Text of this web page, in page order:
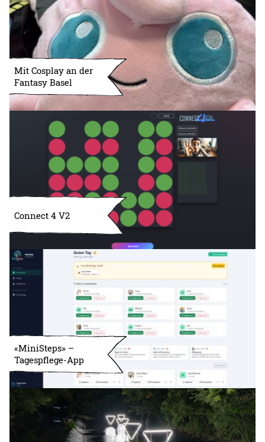
Mit Cosplay an der
Fantasy Basel
Connect 4 V2
«MiniSteps» –
Tagespflege-App